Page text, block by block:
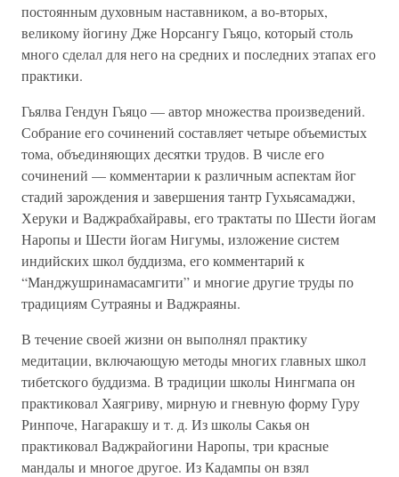
постоянным духовным наставником, а во-вторых,
великому йогину Дже Норсангу Гьяцо, который столь
много сделал для него на средних и последних этапах его
практики.
Гьялва Гендун Гьяцо — автор множества произведений.
Собрание его сочинений составляет четыре объемистых
тома, объединяющих десятки трудов. В числе его
сочинений — комментарии к различным аспектам йог
стадий зарождения и завершения тантр Гухьясамаджи,
Херуки и Ваджрабхайравы, его трактаты по Шести йогам
Наропы и Шести йогам Нигумы, изложение систем
индийских школ буддизма, его комментарий к
“Манджушринамасамгити” и многие другие труды по
традициям Сутраяны и Ваджраяны.
В течение своей жизни он выполнял практику
медитации, включающую методы многих главных школ
тибетского буддизма. В традиции школы Нингмапа он
практиковал Хаягриву, мирную и гневную форму Гуру
Ринпоче, Нагаракшу и т. д. Из школы Сакья он
практиковал Ваджрайогини Наропы, три красные
мандалы и многое другое. Из Кадампы он взял